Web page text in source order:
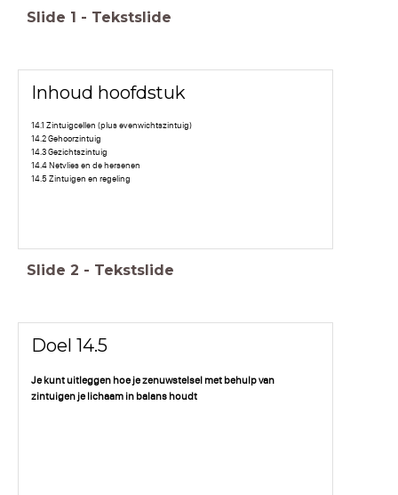
Slide 1 - Tekstslide
Inhoud hoofdstuk
14.1 Zintuigcellen (plus evenwichtszintuig)
14.2 Gehoorzintuig
14.3 Gezichtszintuig
14.4 Netvlies en de hersenen
14.5 Zintuigen en regeling
Slide 2 - Tekstslide
Doel 14.5
Je kunt uitleggen hoe je zenuwstelsel met behulp van
zintuigen je lichaam in balans houdt